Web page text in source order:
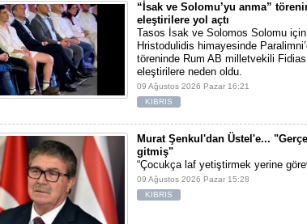
“İsak ve Solomu’yu anma”
eleştirilere yol açtı
Tasos İsak ve Solomos Solomu
Hristodulidis himayesinde
töreninde Rum AB milletvekili Fidias
eleştirilere neden oldu.
09 Ağustos 2026 Pazar 16:21
KIBRIS
Murat Şenkul'dan Üstel'e...
gitmiş"
“Çocukça laf yetiştirmek yerine
09 Ağustos 2026 Pazar 15:28
KIBRIS